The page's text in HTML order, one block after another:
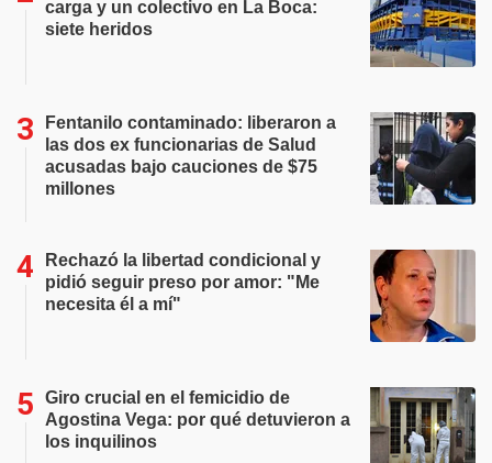
carga y un colectivo en La Boca:
siete heridos
Fentanilo contaminado: liberaron a
las dos ex funcionarias de Salud
acusadas bajo cauciones de $75
millones
Rechazó la libertad condicional y
pidió seguir preso por amor: "Me
necesita él a mí"
Giro crucial en el femicidio de
Agostina Vega: por qué detuvieron a
los inquilinos